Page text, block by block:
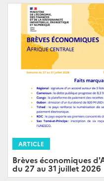
ARTICLE
Brèves économiques
du 27 au 31 juillet 2026